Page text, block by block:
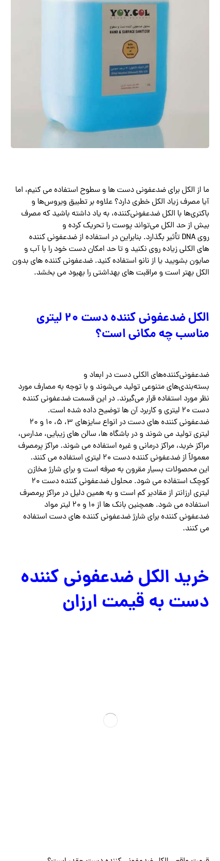
ما از الکل برای ضدعفونی دست ها و سطوح استفاده می کنیم، اما
آیا مصرف زیاد الکل خطری دارد؟ علاوه بر تطبیق ویروس‌ها و
باکتری‌ها با الکل ضدعفونی‌کننده، به یاد داشته باشید که مصرف
بیش از حد الکل می‌تواند پوست را تحریک کرده و
روی DNA تأثیر بگذارد. بنابراین در استفاده از ضدعفونی کننده
های الکلی زیاده روی نکنید و تا حد امکان دست خود را با آب و
صابون بشویید یا از نانو استفاده کنید. ضدعفونی کننده های بدون
الکل بهتر است و مراقبت های بهداشتی را بهبود می بخشد.
الکل ضدعفونی کننده دست ۲۰ لیتری
مناسب چه مکانی است؟
ضدعفونی‌کننده‌های الکلی دست در ابعاد و
بسته‌بندی‌های متنوعی تولید می‌شوند و با توجه به مصارف مورد
نظر مورد استفاده قرار می‌گیرند. در این قسمت ضدعفونی کننده
دست ۲۰ لیتری و کاربرد آن ها توضیح داده شده است.
ضدعفونی کننده های دست در انواع سایزهای ۳، ۵، ۱۰ و ۲۰
لیتری تولید می شوند و در باشگاه ها، سالن های زیبایی، مدارس،
مراکز خرید، مراکز درمانی و غیره استفاده می شوند. مراکز پرمصرف
معمولاً از ضدعفونی کننده دست ۲۰ لیتری استفاده می کنند.
این محصولات بسیار مقرون به صرفه است و برای شارژ مخازن
کوچک استفاده می شود. محلول ضدعفونی کننده دست ۲۰
لیتری ارزانتر از مقادیر کم است و به همین دلیل در مراکز پرمصرف
استفاده می شود. همچنین بانک ها از ۱۰ و ۲۰ لیتر مواد
ضدعفونی کننده برای شارژ ضدعفونی کننده های دست استفاده
می کنند.
خرید الکل ضدعفونی کننده
دست به قیمت ارزان